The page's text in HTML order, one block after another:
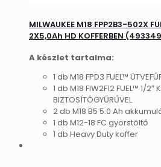
MILWAUKEE M18 FPP2B3-502X
2X5,0Ah HD KOFFERBEN
A készlet tartalma:
1 db M18 FPD3 FUEL™
1 db M18 FIW2F12 FUEL™ 1/
BIZTOSÍTÓGYŰRŰVEL
2 db M18 B5 5.0 Ah
1 db M12-18 FC gyorstöltő
1 db Heavy Duty koffer